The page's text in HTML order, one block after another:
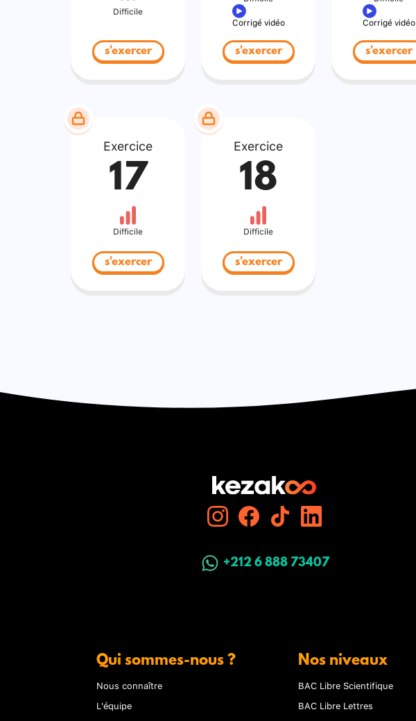
Difficile
s'exercer
Corrigé vidéo
s'exercer
Corrigé vidéo
s'exercer
Exercice
17
Difficile
s'exercer
Exercice
18
Difficile
s'exercer
+212 6 888 73407
Qui sommes-nous ?
Nous connaître
L'équipe
Nos niveaux
BAC Libre Scientifique
BAC Libre Lettres